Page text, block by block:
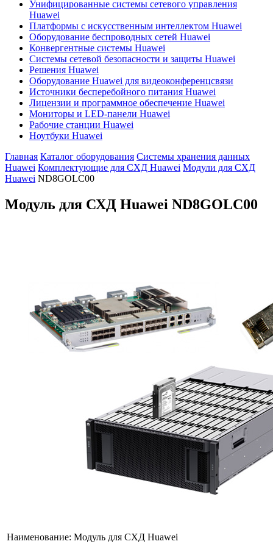
Унифицированные системы сетевого управления
Huawei
Платформы с искусственным интеллектом Huawei
Оборудование беспроводных сетей Huawei
Конвергентные системы Huawei
Системы сетевой безопасности и защиты Huawei
Решения Huawei
Оборудование Huawei для видеоконференцсвязи
Источники бесперебойного питания Huawei
Лицензии и программное обеспечение Huawei
Мониторы и LED-панели Huawei
Рабочие станции Huawei
Ноутбуки Huawei
Главная Каталог оборудования Системы хранения данных
Huawei Комплектующие для СХД Huawei Модули для СХД
Huawei ND8GOLC00
Модуль для СХД Huawei ND8GOLC00
Наименование: Модуль для СХД Huawei